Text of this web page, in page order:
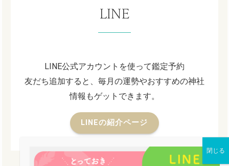
LINE
LINE公式アカウントを使って鑑定予約
友だち追加すると、毎月の運勢やおすすめの神社
情報もゲットできます。
LINEの紹介ページ